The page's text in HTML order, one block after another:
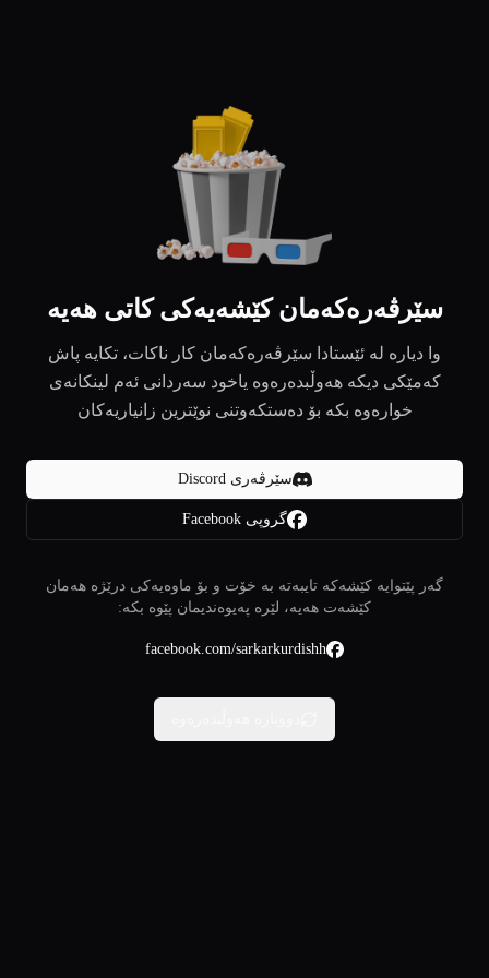
سێرڤەرەکەمان کێشەیەکی کاتی هەیە
وا دیارە لە ئێستادا سێرڤەرەکەمان کار ناکات، تکایە پاش
کەمێکی دیکە هەوڵبدەرەوە یاخود سەردانی ئەم لینکانەی
خوارەوە بکە بۆ دەستکەوتنی نوێترین زانیاریەکان
سێرڤەری Discord
گروپی Facebook
گەر پێتوایە کێشەکە تایبەتە بە خۆت و بۆ ماوەیەکی درێژە هەمان
کێشەت هەیە، لێرە پەیوەندیمان پێوە بکە:
facebook.com/sarkarkurdishh